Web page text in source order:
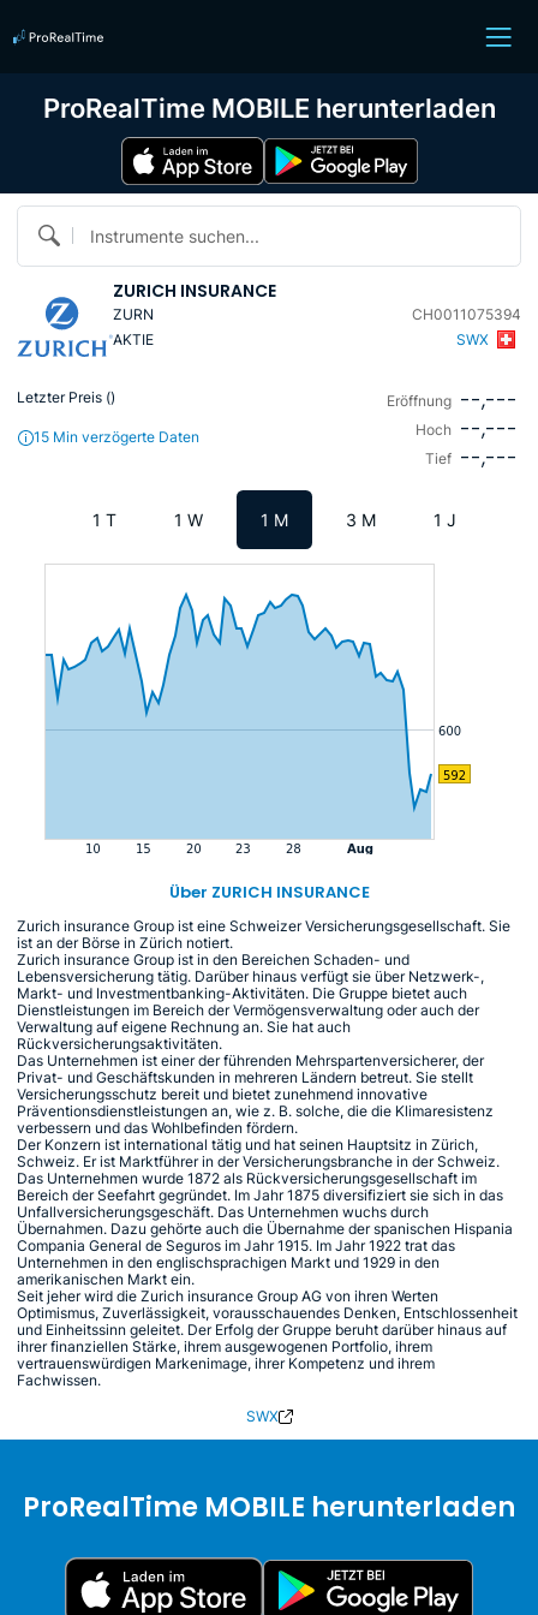
Instrumente suchen...
ZURICH INSURANCE
ZURN
CH0011075394
AKTIE
SWX
Letzter Preis ()
15 Min verzögerte Daten
Eröffnung --,---
Hoch --,---
Tief --,---
1 T 1 W 1 M 3 M 1 J
Über ZURICH INSURANCE
Zurich insurance Group ist eine Schweizer Versicherungsgesellschaft. Sie
ist an der Börse in Zürich notiert.
Zurich insurance Group ist in den Bereichen Schaden- und
Lebensversicherung tätig. Darüber hinaus verfügt sie über Netzwerk-,
Markt- und Investmentbanking-Aktivitäten. Die Gruppe bietet auch
Dienstleistungen im Bereich der Vermögensverwaltung oder auch der
Verwaltung auf eigene Rechnung an. Sie hat auch
Rückversicherungsaktivitäten.
Das Unternehmen ist einer der führenden Mehrspartenversicherer, der
Privat- und Geschäftskunden in mehreren Ländern betreut. Sie stellt
Versicherungsschutz bereit und bietet zunehmend innovative
Präventionsdienstleistungen an, wie z. B. solche, die die Klimaresistenz
verbessern und das Wohlbefinden fördern.
Der Konzern ist international tätig und hat seinen Hauptsitz in Zürich,
Schweiz. Er ist Marktführer in der Versicherungsbranche in der Schweiz.
Das Unternehmen wurde 1872 als Rückversicherungsgesellschaft im
Bereich der Seefahrt gegründet. Im Jahr 1875 diversifiziert sie sich in das
Unfallversicherungsgeschäft. Das Unternehmen wuchs durch
Übernahmen. Dazu gehörte auch die Übernahme der spanischen Hispania
Compania General de Seguros im Jahr 1915. Im Jahr 1922 trat das
Unternehmen in den englischsprachigen Markt und 1929 in den
amerikanischen Markt ein.
Seit jeher wird die Zurich insurance Group AG von ihren Werten
Optimismus, Zuverlässigkeit, vorausschauendes Denken, Entschlossenheit
und Einheitssinn geleitet. Der Erfolg der Gruppe beruht darüber hinaus auf
ihrer finanziellen Stärke, ihrem ausgewogenen Portfolio, ihrem
vertrauenswürdigen Markenimage, ihrer Kompetenz und ihrem
Fachwissen.
SWX
ProRealTime MOBILE herunterladen
ProRealTime MOBILE herunterladen